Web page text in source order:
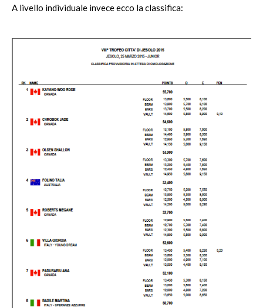
A livello individuale invece ecco la classifica: